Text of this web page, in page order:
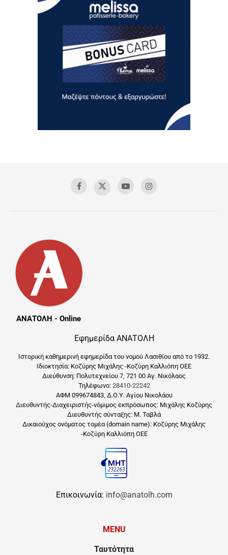
ΑΝΑΤΟΛΗ - Online
Εφημερίδα ΑΝΑΤΟΛΗ
Ιστορική καθημερινή εφημερίδα του νομού Λασιθίου από το 1932.
Ιδιοκτησία: Κοζύρης Μιχάλης -Κοζύρη Καλλιόπη ΟΕΕ
Διεύθυνση: Πολυτεχνείου 7, 721 00 Αγ. Νικόλαος
Τηλέφωνο: 28410-22242
ΑΦΜ 099674843, Δ.Ο.Υ. Αγίου Νικολάου
Διευθυντής-Διαχειριστής-νόμιμος εκπρόσωπος: Μιχάλης Κοζύρης
Διευθυντής σύνταξης: Μ. Ταβλά
Δικαιούχος ονόματος τομέα (domain name): Κοζύρης Μιχάλης
-Κοζύρη Καλλιόπη ΟΕΕ
Επικοινωνία: info@anatolh.com
MENU
Ταυτότητα